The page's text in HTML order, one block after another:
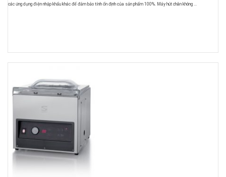
các ứng dụng điện nhập khẩu khác để đảm bảo tính ổn định của sản phẩm 100%. Máy hút chân không ...